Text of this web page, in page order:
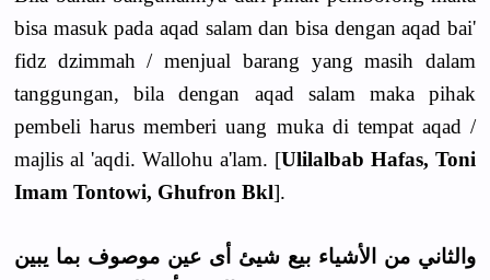
bisa masuk pada aqad salam dan bisa dengan aqad bai'
fidz dzimmah / menjual barang yang masih dalam
tanggungan, bila dengan aqad salam maka pihak
pembeli harus memberi uang muka di tempat aqad /
majlis al 'aqdi. Wallohu a'lam. [Ulilalbab Hafas, Toni
Imam Tontowi, Ghufron Bkl].
والثاني من الأشياء بيع شيئ أى عين موصوف بما يبين